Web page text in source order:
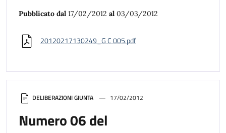
DELIBERAZIONI GIUNTA 17/02/2012
Numero 06 del
Pubblicato dal 17/02/2012 al 03/03/2012
20120217130249_G C 005.pdf